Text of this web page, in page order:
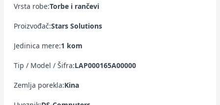
Vrsta robe:Torbe i rančevi
Proizvođač:Stars Solutions
Jedinica mere:1 kom
Tip / Model / Šifra:LAP000165A00000
Zemlja porekla:Kina